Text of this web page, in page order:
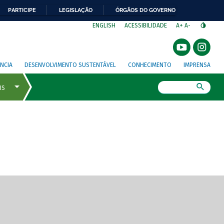
PARTICIPE LEGISLAÇÃO ÓRGÃOS DO GOVERNO
ENGLISH ACESSIBILIDADE A+ A-
DESENVOLVIMENTO SUSTENTÁVEL CONHECIMENTO IMPRENSA
de tela